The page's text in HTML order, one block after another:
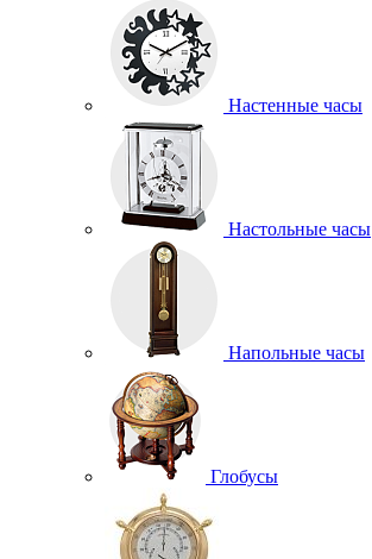
Настенные часы
Настольные часы
Напольные часы
Глобусы